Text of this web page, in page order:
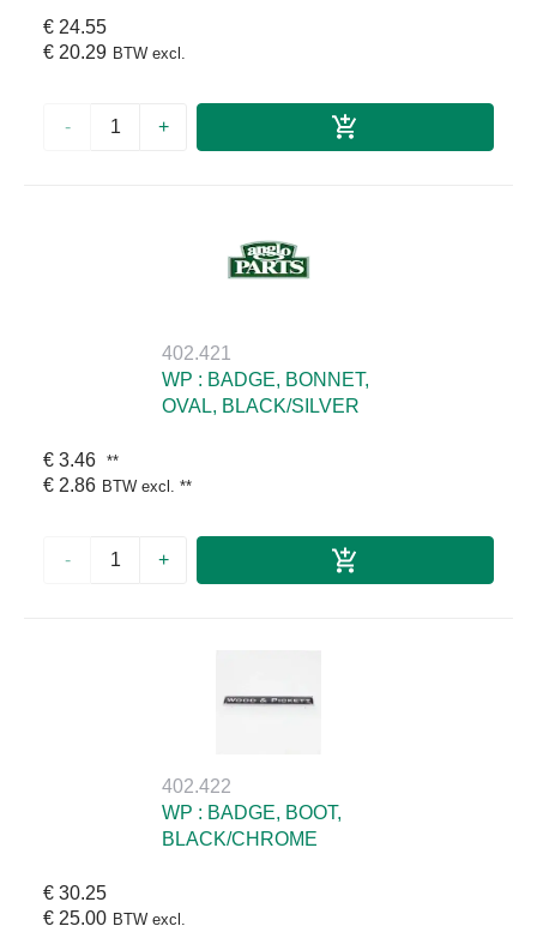
€ 24.55
€ 20.29 BTW excl.
- +
402.421
WP : BADGE, BONNET,
OVAL, BLACK/SILVER
€ 3.46 **
€ 2.86 BTW excl. **
- +
402.422
WP : BADGE, BOOT,
BLACK/CHROME
€ 30.25
€ 25.00 BTW excl.